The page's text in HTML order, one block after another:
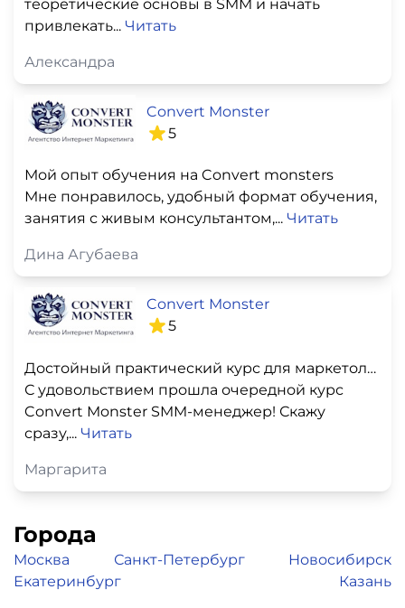
теоретические основы в SMM и начать
привлекать... Читать
Александра
Convert Monster
5
Мой опыт обучения на Convert monsters
Мне понравилось, удобный формат обучения,
занятия с живым консультантом,... Читать
Дина Агубаева
Convert Monster
5
Достойный практический курс для маркетологов и собственников бизнеса
С удовольствием прошла очередной курс
Convert Monster SMM-менеджер! Скажу
сразу,... Читать
Маргарита
Города
Москва Санкт-Петербург
Новосибирск
Екатеринбург
Казань